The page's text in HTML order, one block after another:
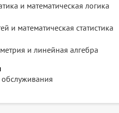
и математическая логика
и математическая статистика
и линейная алгебра